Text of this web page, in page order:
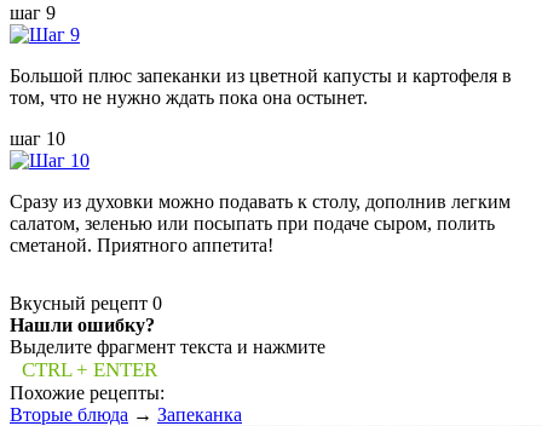
шаг 9
Большой плюс запеканки из цветной капусты и картофеля в
том, что не нужно ждать пока она остынет.
шаг 10
Сразу из духовки можно подавать к столу, дополнив легким
салатом, зеленью или посыпать при подаче сыром, полить
сметаной. Приятного аппетита!
Вкусный рецепт 0
Нашли ошибку?
Выделите фрагмент текста и нажмите
CTRL + ENTER
Похожие рецепты:
Вторые блюда → Запеканка